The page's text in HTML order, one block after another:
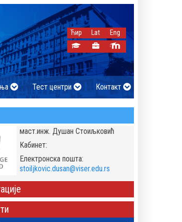
Ћир Lat Eng
Тест центри Контакт
маст.инж. Душан Стоиљковић
Kабинет:
Eлектронска пошта:
stoiljkovic.dusan@viser.edu.rs